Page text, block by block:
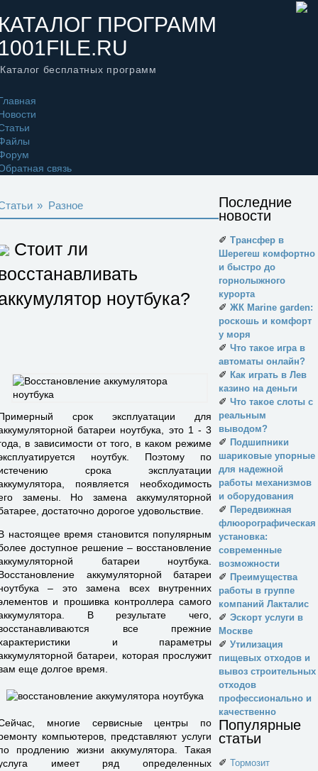
ПРОГРАММ
Каталог бесплатных программ
связь
» Разное
Стоит ли
ноутбука?
срок эксплуатации для
батареи ноутбука, это 1 - 3
в зависимости от того, в каком режиме
ноутбук. Поэтому по
срока эксплуатации
появляется необходимость
замены. Но замена аккумуляторной
достаточно дорогое удовольствие.
настоящее время становится популярным
доступное решение – восстановление
батареи ноутбука.
аккумуляторной батареи
– это замена всех внутренних
и прошивка контроллера самого
В результате чего,
все прежние
и параметры
батареи, которая прослужит
еще долгое время.
многие сервисные центры по
компьютеров, представляют услуги
продлению жизни аккумулятора. Такая
имеет ряд определенных
Последние
новости
✐ Трансфер в
Шерегеш комфортно
и быстро до
горнолыжного
курорта
✐ ЖК Marine garden:
роскошь и комфорт
у моря
✐ Что такое игра в
автоматы онлайн?
✐ Как играть в Лев
казино на деньги
✐ Что такое слоты с
реальным
выводом?
✐ Подшипники
шариковые упорные
для надежной
работы механизмов
и оборудования
✐ Передвижная
флюорографическая
установка:
современные
возможности
✐ Преимущества
работы в группе
компаний Лакталис
✐ Эскорт услуги в
Москве
✐ Утилизация
пищевых отходов и
вывоз строительных
отходов
профессионально и
качественно
Популярные
статьи
✐ Тормозит